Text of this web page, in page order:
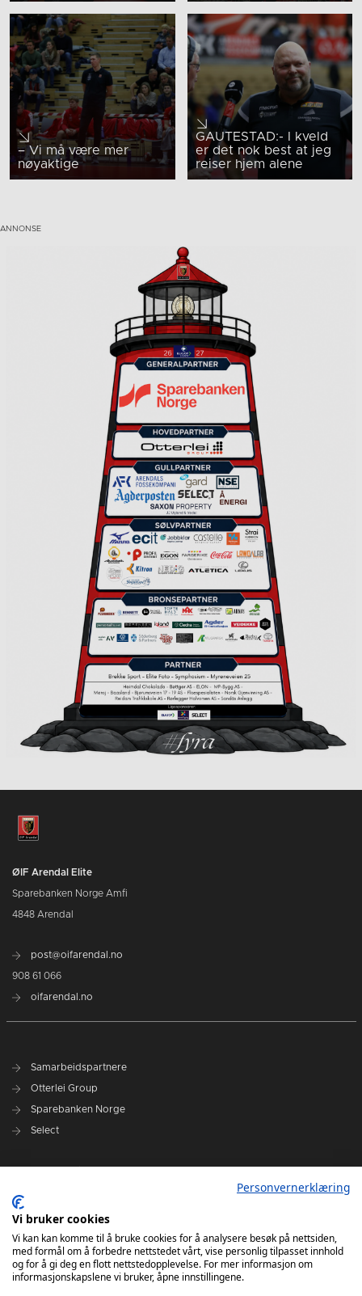
– Vi må være mer
nøyaktige
GAUTESTAD:- I kveld
er det nok best at jeg
reiser hjem alene
ØIF Arendal Elite
Sparebanken Norge Amfi
4848 Arendal
post@oifarendal.no
908 61 066
oifarendal.no
Samarbeidspartnere
Otterlei Group
Sparebanken Norge
Select
Spillerstall
Administrasjon
Styret
Personvernerklæring
Vi bruker cookies
Vi kan kan komme til å bruke cookies for å analysere besøk på nettsiden,
med formål om å forbedre nettstedet vårt, vise personlig tilpasset innhold
og for å gi deg en flott nettstedopplevelse. For mer informasjon om
informasjonskapslene vi bruker, åpne innstillingene.